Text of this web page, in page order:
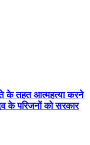
के तहत आत्महत्या करने
के परिजनों को सरकार